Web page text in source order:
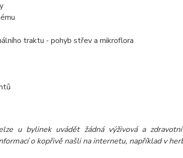
traktu - pohyb střev a mikroflora
u bylinek uvádět žádná výživová a
o kopřivě našli na internetu, například v